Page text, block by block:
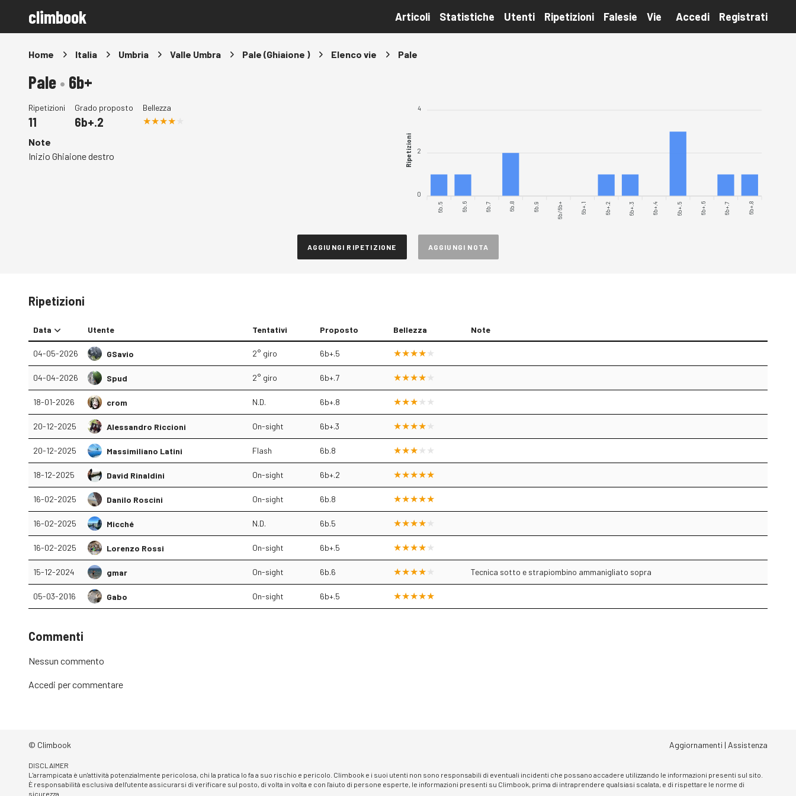
climbook Articoli Statistiche Utenti Ripetizioni Falesie Vie Accedi Registrati
Home Italia Umbria Valle Umbra Pale (Ghiaione ) Elenco vie Pale
Pale• 6b+
Ripetizioni
11
Grado proposto
6b+.2
Bellezza
Note
Inizio Ghiaione destro
4
2
0
Ripetizioni
6b.5 6b.6 6b.7 6b.8 6b.9 6b/6b+ 6b+.1 6b+.2 6b+.3 6b+.4 6b+.5 6b+.6 6b+.7 6b+.8
AGGIUNGI RIPETIZIONE AGGIUNGI NOTA
Ripetizioni
Data Utente Tentativi Proposto Bellezza Note
04-05-2026 GSavio 2° giro 6b+.5
04-04-2026 Spud 2° giro 6b+.7
18-01-2026 crom N.D. 6b+.8
20-12-2025 Alessandro Riccioni On-sight 6b+.3
20-12-2025 Massimiliano Latini Flash 6b.8
18-12-2025 David Rinaldini On-sight 6b+.2
16-02-2025 Danilo Roscini On-sight 6b.8
16-02-2025 Micché N.D. 6b.5
16-02-2025 Lorenzo Rossi On-sight 6b+.5
15-12-2024 gmar On-sight 6b.6 Tecnica sotto e strapiombino ammanigliato sopra
05-03-2016 Gabo On-sight 6b+.5
Commenti
Nessun commento
Accedi per commentare
© Climbook Aggiornamenti | Assistenza
DISCLAIMER
L'arrampicata è un'attività potenzialmente pericolosa, chi la pratica lo fa a suo rischio e pericolo. Climbook e i suoi utenti non sono responsabili di eventuali incidenti che possano accadere utilizzando le informazioni presenti sul sito.
È responsabilità esclusiva dell'utente assicurarsi di verificare sul posto, di volta in volta e con l'aiuto di persone esperte, le informazioni presenti su Climbook, prima di intraprendere qualsiasi scalata, e di rispettare le norme di
sicurezza.